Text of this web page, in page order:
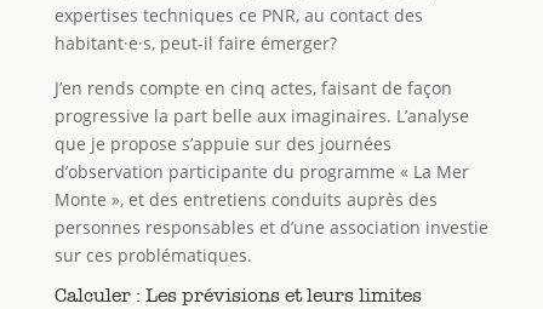
expertises techniques ce PNR, au contact des
habitant·e·s, peut-il faire émerger?
J’en rends compte en cinq actes, faisant de façon
progressive la part belle aux imaginaires. L’analyse
que je propose s’appuie sur des journées
d’observation participante du programme « La Mer
Monte », et des entretiens conduits auprès des
personnes responsables et d’une association investie
sur ces problématiques.
Calculer : Les prévisions et leurs limites